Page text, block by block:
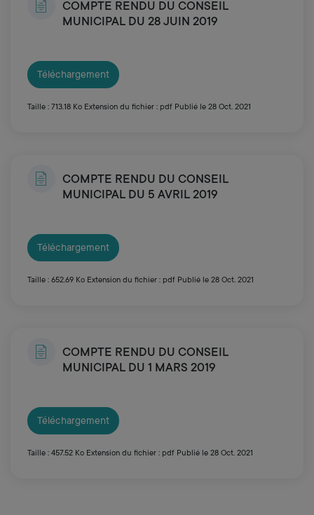
COMPTE RENDU DU CONSEIL
MUNICIPAL DU 28 JUIN 2019
Téléchargement
Taille : 713.18 Ko Extension du fichier : pdf Publié le 28 Oct. 2021
COMPTE RENDU DU CONSEIL
MUNICIPAL DU 5 AVRIL 2019
Téléchargement
Taille : 652.69 Ko Extension du fichier : pdf Publié le 28 Oct. 2021
COMPTE RENDU DU CONSEIL
MUNICIPAL DU 1 MARS 2019
Téléchargement
Taille : 457.52 Ko Extension du fichier : pdf Publié le 28 Oct. 2021